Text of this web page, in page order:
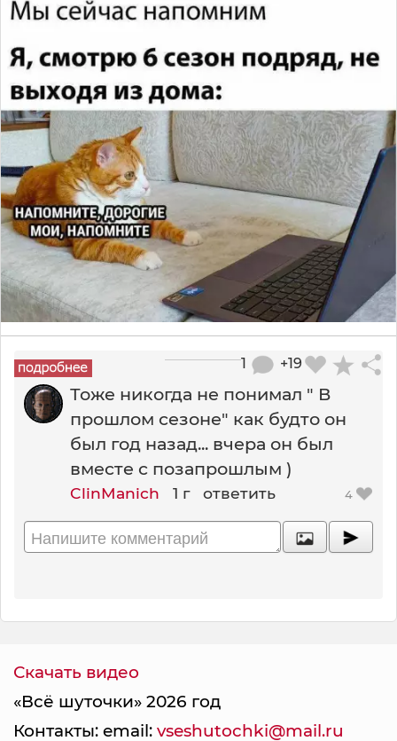
+19
1
Тоже никогда не понимал " В
прошлом сезоне" как будто он
был год назад... вчера он был
вместе с позапрошлым )
ClinManich 1 г ответить 4
Скачать видео
«Всё шуточки» 2026 год
Контакты: email: vseshutochki@mail.ru